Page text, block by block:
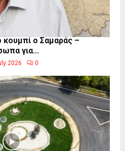
κουμπί ο Σαμαράς –
για...
2026 0